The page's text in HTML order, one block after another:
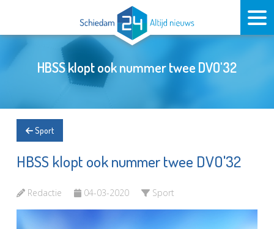
HBSS klopt ook nummer twee DVO'32
Sport
HBSS klopt ook nummer twee DVO'32
Redactie 04-03-2020 Sport